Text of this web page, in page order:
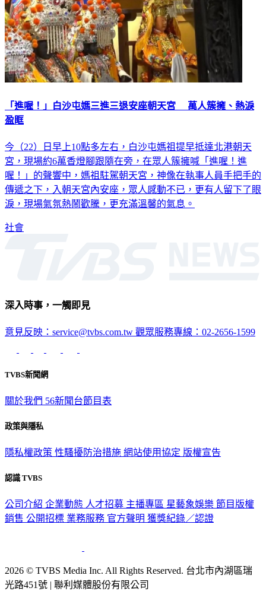
「進喔！」白沙屯媽三進三退安座朝天宮 萬人簇擁、熱淚
盈眶
今（22）日早上10點多左右，白沙屯媽祖提早抵達北港朝天
宮，現場約6萬香燈腳跟隨在旁，在眾人簇擁喊「進喔！進
喔！」的聲響中，媽祖駐駕朝天宮，神像在執事人員手把手的
傳遞之下，入朝天宮內安座，眾人感動不已，更有人留下了眼
淚，現場氣氛熱鬧歡騰，更充滿溫馨的氣息。
社會
深入時事，一觸即見
意見反映：service@tvbs.com.tw 觀眾服務專線：02-2656-1599
TVBS新聞網
關於我們 56新聞台節目表
政策與隱私
隱私權政策 性騷擾防治措施 網站使用協定 版權宣告
認識 TVBS
公司介紹 企業動態 人才招募 主播專區 星藝象娛樂 節目版權
銷售 公開招標 業務服務 官方聲明 獲獎紀錄／認證
2026 © TVBS Media Inc. All Rights Reserved. 台北市內湖區瑞
光路451號 | 聯利媒體股份有限公司